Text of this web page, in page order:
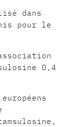
dans
pour le
0,4
,